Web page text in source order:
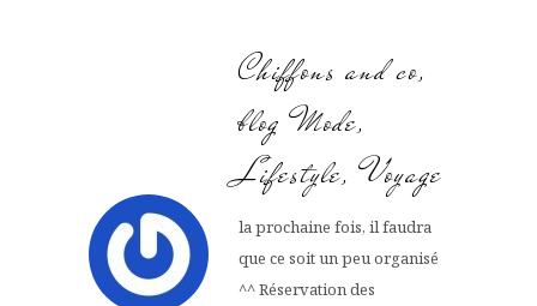
Chiffons and co,
blog Mode,
Lifestyle, Voyage
la prochaine fois, il faudra
que ce soit un peu organisé
^^ Réservation des